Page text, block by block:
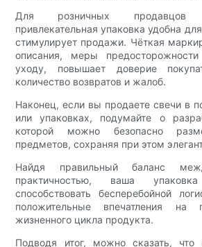
Для розничных продавцов
привлекательная упаковка удобна
стимулирует продажи. Чёткая
описания, меры
уходу, повышает доверие
количество возвратов и жалоб.
Наконец, если вы продаете свечи в
или упаковках, подумайте о
которой можно безопасно
предметов, сохраняя при этом
Найдя правильный баланс
практичностью, ваша
способствовать бесперебойной
положительные впечатления на
жизненного цикла продукта.
Подводя итог, можно сказать, что